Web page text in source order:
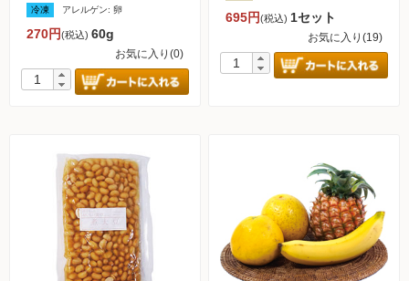
冷凍 アレルゲン: 卵
270円(税込) 60g
お気に入り(0)
695円(税込) 1セット
お気に入り(19)